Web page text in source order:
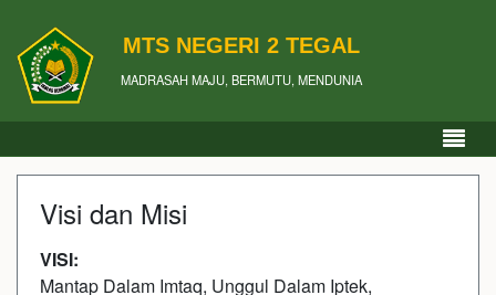
MTS NEGERI 2 TEGAL
MADRASAH MAJU, BERMUTU, MENDUNIA
Visi dan Misi
VISI:
Mantap Dalam Imtaq, Unggul Dalam Iptek,